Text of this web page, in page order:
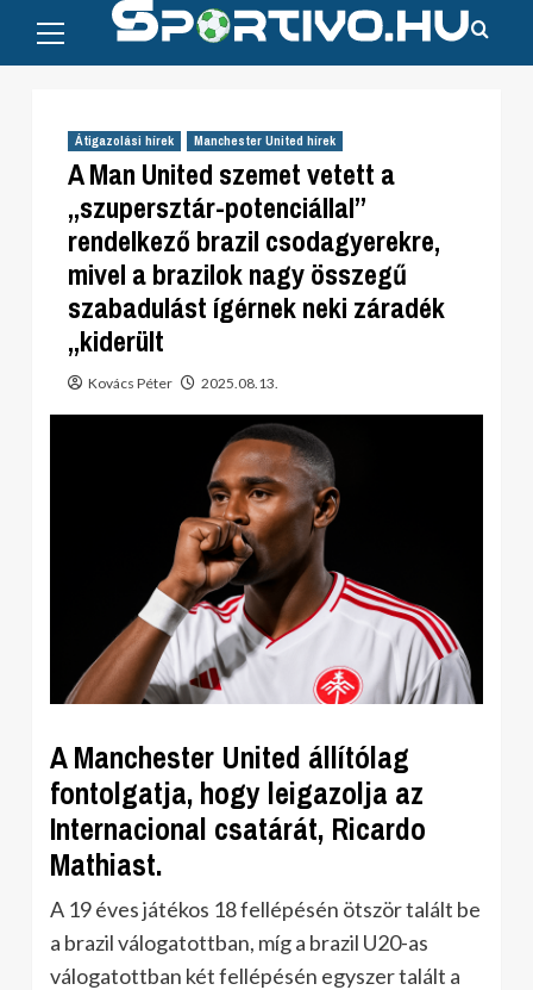
content
Menu
Átigazolási hírek Manchester United hírek
A Man United szemet vetett a
„szupersztár-potenciállal”
rendelkező brazil csodagyerekre,
mivel a brazilok nagy összegű
szabadulást ígérnek neki záradék
„kiderült
Kovács Péter 2025.08.13.
A Manchester United állítólag
fontolgatja, hogy leigazolja az
Internacional csatárát, Ricardo
Mathiast.
A 19 éves játékos 18 fellépésén ötször talált be
a brazil válogatottban, míg a brazil U20-as
válogatottban két fellépésén egyszer talált a